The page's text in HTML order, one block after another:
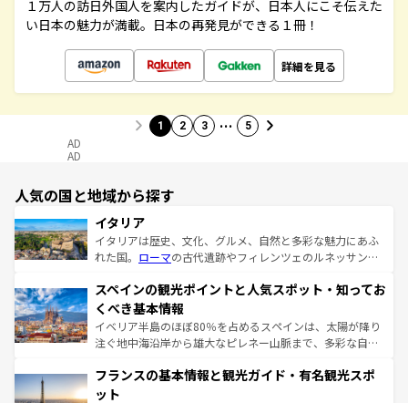
１万人の訪日外国人を案内したガイドが、日本人にこそ伝えた
い日本の魅力が満載。日本の再発見ができる１冊！
詳細を見る
1 2 3 … 5
AD
AD
人気の国と地域から探す
イタリア
イタリアは歴史、文化、グルメ、自然と多彩な魅力にあふ
れた国。 ローマの古代遺跡やフィレンツェのルネッサンス
ろん、トスカーナの美しい田園風景やアマルフィ海岸の絶
景など、自然景観も見逃せない。観光の合間には、本場の
ピザやパスタなど、絶品のイタリア料理を堪能することも
できる。朝目覚めてから夜眠るまで、すべての瞬間を楽し
なお、新着のイタリア情報はコンテンツ一覧を参照してほ
しい。
スペインの観光ポイントと人気スポット・知ってお
くべき基本情報
イベリア半島のほぼ80％を占めるスペインは、太陽が降り
注ぐ地中海沿岸から雄大なピレネー山脈まで、多彩な自然
文化が根付くこの国では、情熱的なフラメンコ、熱気あふ
れる闘牛、そして美味しいタパスが生活の一部となってい
フランスの基本情報と観光ガイド・有名観光スポ
ット